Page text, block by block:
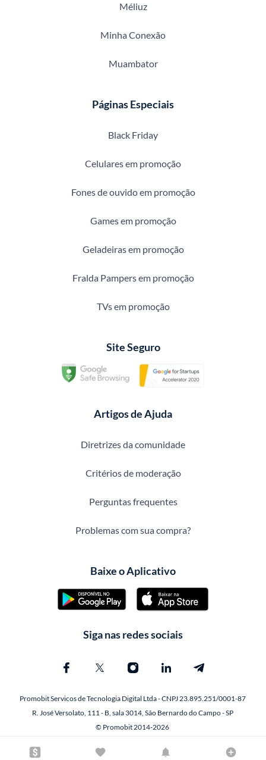
Méliuz
Minha Conexão
Muambator
Páginas Especiais
Black Friday
Celulares em promoção
Fones de ouvido em promoção
Games em promoção
Geladeiras em promoção
Fralda Pampers em promoção
TVs em promoção
Site Seguro
Artigos de Ajuda
Diretrizes da comunidade
Critérios de moderação
Perguntas frequentes
Problemas com sua compra?
Baixe o Aplicativo
Siga nas redes sociais
Promobit Servicos de Tecnologia Digital Ltda - CNPJ 23.895.251/0001-87
R. José Versolato, 111 - B, sala 3014, São Bernardo do Campo - SP
© Promobit 2014-2026